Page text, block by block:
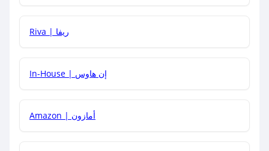
هل يمكنني جمع كود خصم مع العروض الأخرى؟
Riva | ريفا
In-House | إن هاوس
Amazon | أمازون